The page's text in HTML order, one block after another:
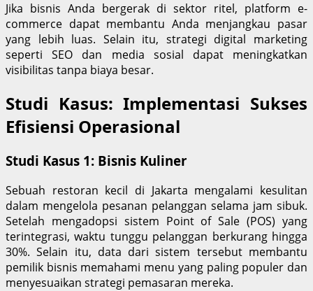
Jika bisnis Anda bergerak di sektor ritel, platform e-
commerce dapat membantu Anda menjangkau pasar
yang lebih luas. Selain itu, strategi digital marketing
seperti SEO dan media sosial dapat meningkatkan
visibilitas tanpa biaya besar.
Studi Kasus: Implementasi Sukses
Efisiensi Operasional
Studi Kasus 1: Bisnis Kuliner
Sebuah restoran kecil di Jakarta mengalami kesulitan
dalam mengelola pesanan pelanggan selama jam sibuk.
Setelah mengadopsi sistem Point of Sale (POS) yang
terintegrasi, waktu tunggu pelanggan berkurang hingga
30%. Selain itu, data dari sistem tersebut membantu
pemilik bisnis memahami menu yang paling populer dan
menyesuaikan strategi pemasaran mereka.